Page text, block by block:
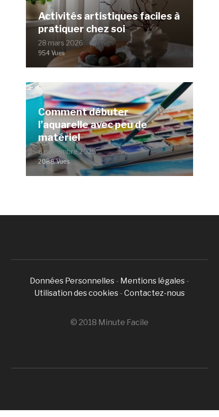
Activités artistiques faciles à
pratiquer chez soi
28 mars 2026
954 Vues
Comment débuter
l’aquarelle avec peu de
matériel
6 novembre 2025
2088 Vues
Données Personnelles - Mentions légales -
Utilisation des cookies - Contactez-nous
© 2018 Minute Facile